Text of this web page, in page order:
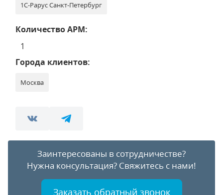
1С-Рарус Санкт-Петербург
Количество АРМ:
1
Города клиентов:
Москва
Заинтересованы в сотрудничестве?
Нужна консультация? Свяжитесь с нами!
Заказать обратный звонок